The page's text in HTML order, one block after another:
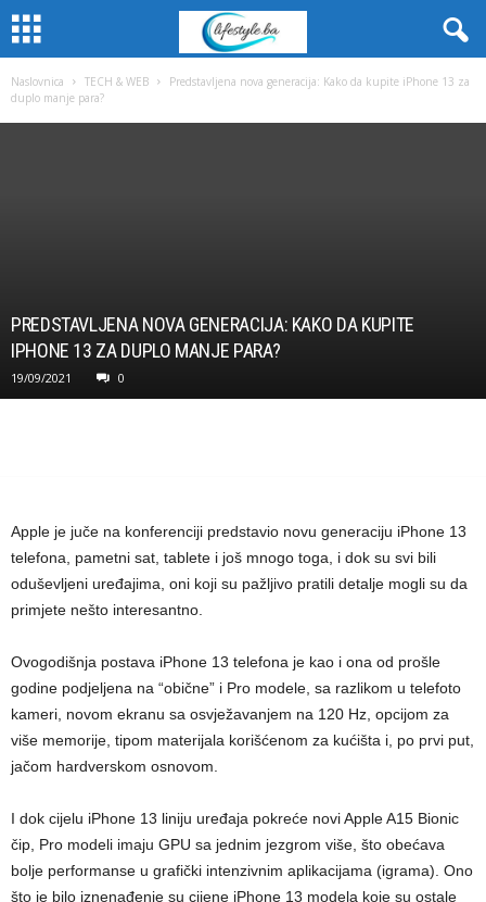
Naslovnica TECH & WEB
Predstavljena nova generacija: Kako da kupite iPhone 13 za
duplo manje para?
PREDSTAVLJENA NOVA GENERACIJA: KAKO DA KUPITE
IPHONE 13 ZA DUPLO MANJE PARA?
19/09/2021 0
Apple je juče na konferenciji predstavio novu generaciju iPhone 13
telefona, pametni sat, tablete i još mnogo toga, i dok su svi bili
oduševljeni uređajima, oni koji su pažljivo pratili detalje mogli su da
primjete nešto interesantno.
Ovogodišnja postava iPhone 13 telefona je kao i ona od prošle
godine podjeljena na “obične” i Pro modele, sa razlikom u telefoto
kameri, novom ekranu sa osvježavanjem na 120 Hz, opcijom za
više memorije, tipom materijala korišćenom za kućišta i, po prvi put,
jačom hardverskom osnovom.
I dok cijelu iPhone 13 liniju uređaja pokreće novi Apple A15 Bionic
čip, Pro modeli imaju GPU sa jednim jezgrom više, što obećava
bolje performanse u grafički intenzivnim aplikacijama (igrama). Ono
što je bilo iznenađenje su cijene iPhone 13 modela koje su ostale